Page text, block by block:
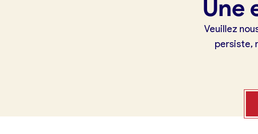
Offres d’emploi
Je découvre France Boulangerie
Pourquoi adhérer à France
Je référence ma boulangerie
Je crée mon compte Connexion
Une
Veuillez
persiste,